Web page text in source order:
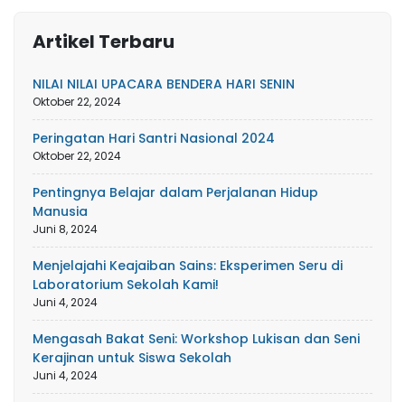
Artikel Terbaru
NILAI NILAI UPACARA BENDERA HARI SENIN
Oktober 22, 2024
Peringatan Hari Santri Nasional 2024
Oktober 22, 2024
Pentingnya Belajar dalam Perjalanan Hidup
Manusia
Juni 8, 2024
Menjelajahi Keajaiban Sains: Eksperimen Seru di
Laboratorium Sekolah Kami!
Juni 4, 2024
Mengasah Bakat Seni: Workshop Lukisan dan Seni
Kerajinan untuk Siswa Sekolah
Juni 4, 2024